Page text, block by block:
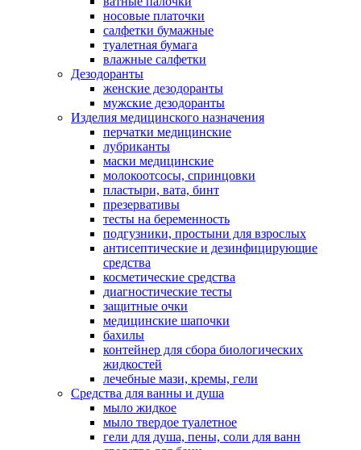
носовые платочки
салфетки бумажные
туалетная бумага
влажные салфетки
Дезодоранты
женские дезодоранты
мужские дезодоранты
Изделия медицинского назначения
перчатки медицинские
лубриканты
маски медицинские
молокоотсосы, спринцовки
пластыри, вата, бинт
презервативы
тесты на беременность
подгузники, простыни для взрослых
антисептические и дезинфицирующие
средства
косметические средства
диагностические тесты
защитные очки
медицинские шапочки
бахилы
контейнер для сбора биологических
жидкостей
лечебные мази, кремы, гели
Средства для ванны и душа
мыло жидкое
мыло твердое туалетное
гели для душа, пены, соли для ванн